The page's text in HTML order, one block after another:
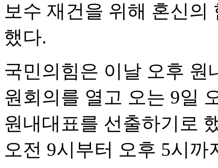
보수 재건을 위해 혼신
했다.
국민의힘은 이날 오후 원
원회의를 열고 오는 9일
원내대표를 선출하기로
오전 9시부터 오후 5시까